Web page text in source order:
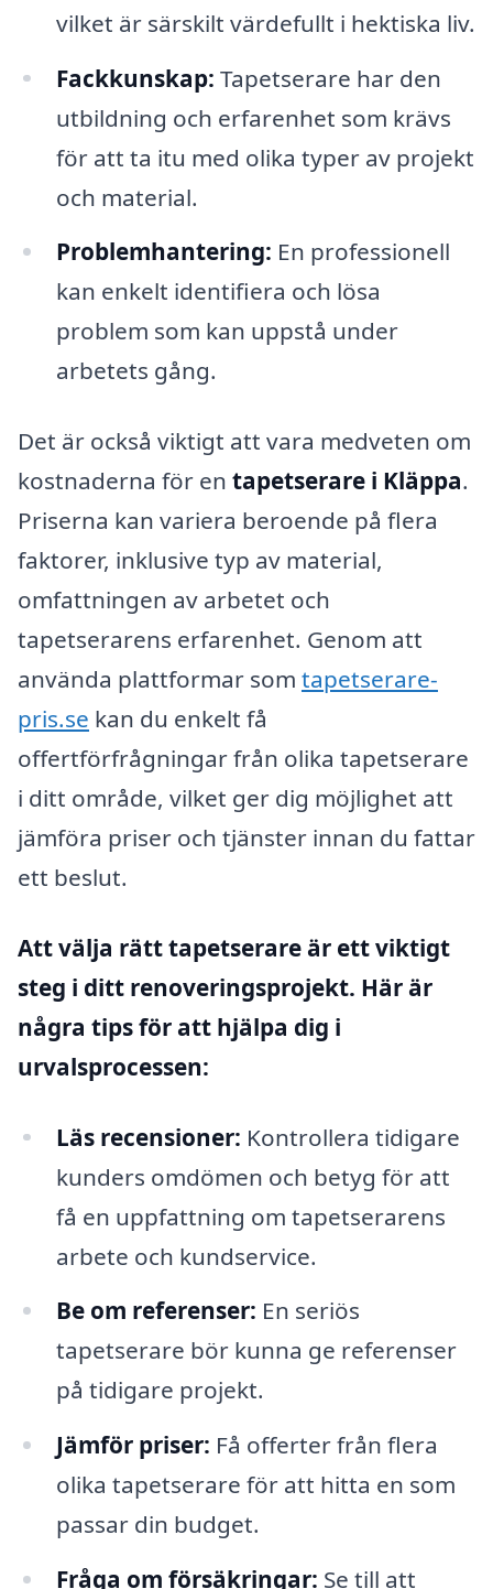
vilket är särskilt värdefullt i hektiska liv.
Fackkunskap: Tapetserare har den
utbildning och erfarenhet som krävs
för att ta itu med olika typer av projekt
och material.
Problemhantering: En professionell
kan enkelt identifiera och lösa
problem som kan uppstå under
arbetets gång.
Det är också viktigt att vara medveten om
kostnaderna för en tapetserare i Kläppa.
Priserna kan variera beroende på flera
faktorer, inklusive typ av material,
omfattningen av arbetet och
tapetserarens erfarenhet. Genom att
använda plattformar som tapetserare-
pris.se kan du enkelt få
offertförfrågningar från olika tapetserare
i ditt område, vilket ger dig möjlighet att
jämföra priser och tjänster innan du fattar
ett beslut.
Att välja rätt tapetserare är ett viktigt
steg i ditt renoveringsprojekt. Här är
några tips för att hjälpa dig i
urvalsprocessen:
Läs recensioner: Kontrollera tidigare
kunders omdömen och betyg för att
få en uppfattning om tapetserarens
arbete och kundservice.
Be om referenser: En seriös
tapetserare bör kunna ge referenser
på tidigare projekt.
Jämför priser: Få offerter från flera
olika tapetserare för att hitta en som
passar din budget.
Fråga om försäkringar: Se till att